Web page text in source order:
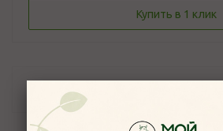
Купить в 1 клик
Описание